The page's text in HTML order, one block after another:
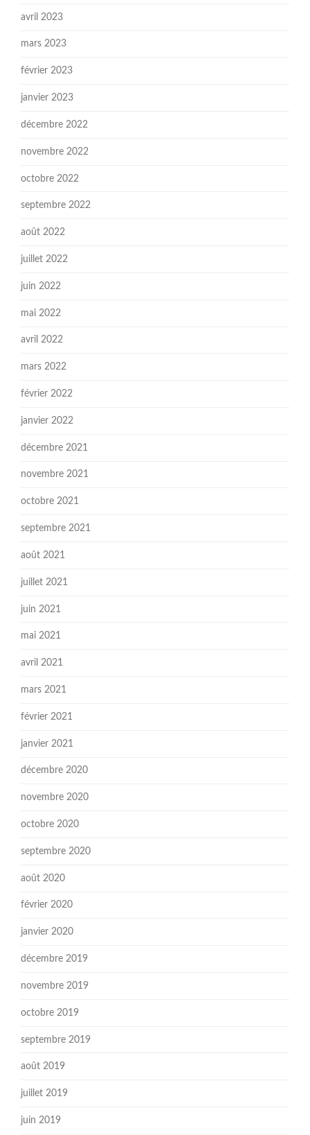
avril 2023
mars 2023
février 2023
janvier 2023
décembre 2022
novembre 2022
octobre 2022
septembre 2022
août 2022
juillet 2022
juin 2022
mai 2022
avril 2022
mars 2022
février 2022
janvier 2022
décembre 2021
novembre 2021
octobre 2021
septembre 2021
août 2021
juillet 2021
juin 2021
mai 2021
avril 2021
mars 2021
février 2021
janvier 2021
décembre 2020
novembre 2020
octobre 2020
septembre 2020
août 2020
février 2020
janvier 2020
décembre 2019
novembre 2019
octobre 2019
septembre 2019
août 2019
juillet 2019
juin 2019